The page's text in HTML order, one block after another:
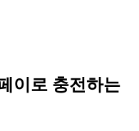
이로 충전하는